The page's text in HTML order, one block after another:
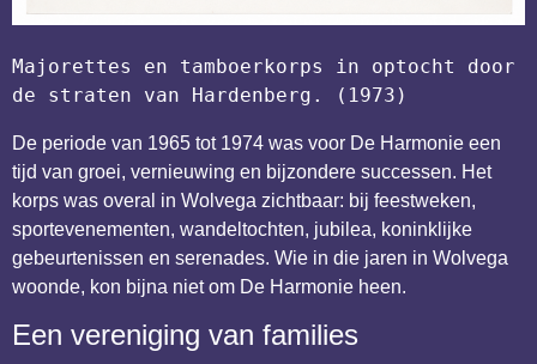
Majorettes en tamboerkorps in optocht door
de straten van Hardenberg. (1973)
De periode van 1965 tot 1974 was voor De Harmonie een
tijd van groei, vernieuwing en bijzondere successen. Het
korps was overal in Wolvega zichtbaar: bij feestweken,
sportevenementen, wandeltochten, jubilea, koninklijke
gebeurtenissen en serenades. Wie in die jaren in Wolvega
woonde, kon bijna niet om De Harmonie heen.
Een vereniging van families